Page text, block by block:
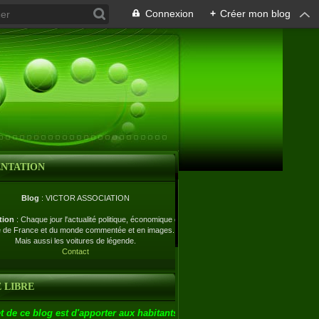
Connexion + Créer mon blog
Blog : VICTOR ASSOCIATION
: Chaque jour l'actualité politique, économique et
de France et du monde commentée et en images.
Mais aussi les voitures de légende.
Contact
LIBRE
de ce blog est d'apporter aux habitants